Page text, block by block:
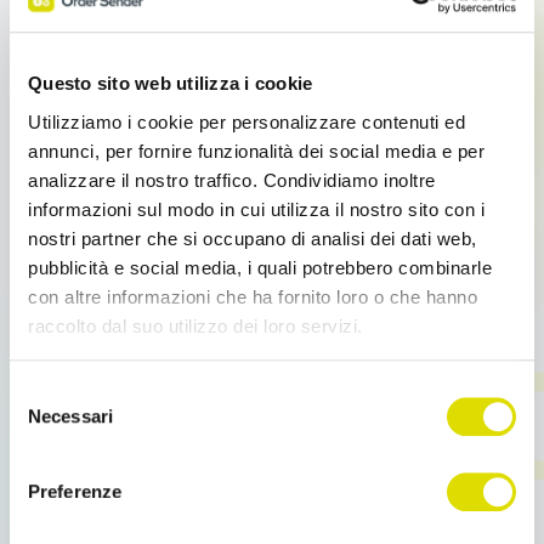
Questo sito web utilizza i cookie
Utilizziamo i cookie per personalizzare contenuti ed
annunci, per fornire funzionalità dei social media e per
analizzare il nostro traffico. Condividiamo inoltre
informazioni sul modo in cui utilizza il nostro sito con i
nostri partner che si occupano di analisi dei dati web,
pubblicità e social media, i quali potrebbero combinarle
con altre informazioni che ha fornito loro o che hanno
raccolto dal suo utilizzo dei loro servizi.
all'informativa:
https://www.ordersender.com/cookie-
delNecessari
Preferenze
Giro Visite clienti
Gestisci e pianifica tutte le visite dai tuoi clienti e
individua la loro posizione con l’aiuto della mappa
interattiva, crea Report a fine visita.
Tieni traccia di tutti i tuoi Lead: hai una panoramica
di tutti i tuoi clienti a portata di click, ovunque, e tutte
le informazioni necessarie per concludere al meglio
ogni trattativa.